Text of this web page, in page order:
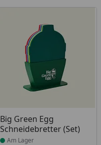
Big Green Egg
Schneidebretter (Set)
Produkt am Lager
Am Lager